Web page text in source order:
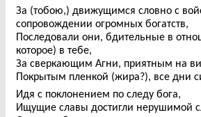
За (тобою,) движущимся словно с
сопровождении огромных богатств,
Последовали они, бдительные в
которое) в тебе,
За сверкающим Агни, приятным на
Покрытым пленкой (жира?), все дни
Идя с поклонением по следу бога,
Ищущие славы достигли нерушимой